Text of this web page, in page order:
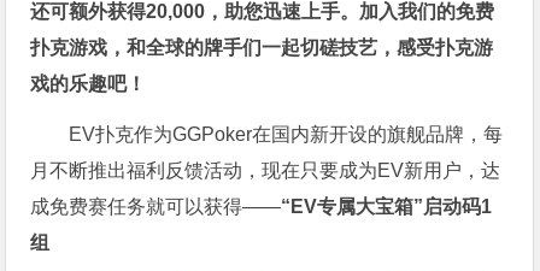
还可额外获得20,000，助您迅速上手。 加入我们的免费
扑克游戏，和全球的牌手们一起切磋技艺，感受扑克游
戏的乐趣吧！
EV扑克作为GGPoker在国内新开设的旗舰品牌，每
月不断推出福利反馈活动，现在只要成为EV新用户，达
成免费赛任务就可以获得——“EV专属大宝箱”启动码1
组